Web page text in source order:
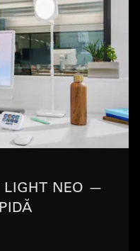
LIGHT NEO —